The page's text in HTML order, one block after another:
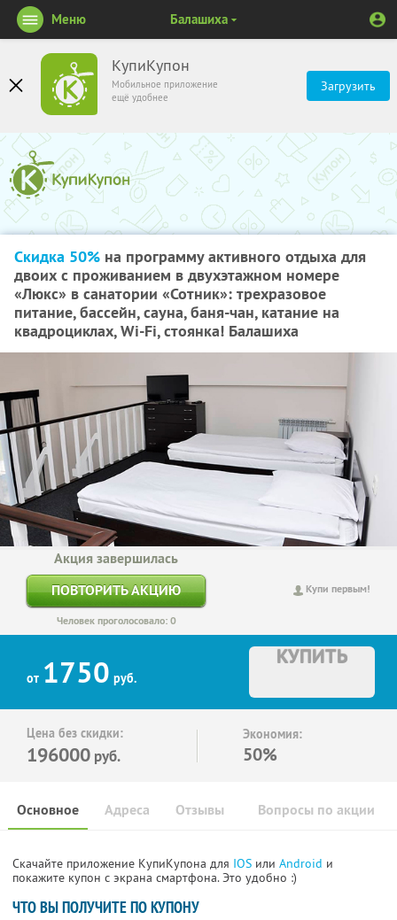
КупиКупон
Мобильное приложение
ещё удобнее
Загрузить
Меню Балашиха
Скидка 50% на программу активного отдыха для
двоих с проживанием в двухэтажном номере
«Люкс» в санатории «Сотник»: трехразовое
питание, бассейн, сауна, баня-чан, катание на
квадроциклах, Wi-Fi, стоянка! Балашиха
Купи первым!
Акция завершилась
ПОВТОРИТЬ АКЦИЮ
Человек проголосовало: 0
от 1750 руб.
КУПИТЬ
Цена без скидки:
196000 руб.
Экономия:
50%
Основное Отзывы Вопросы по акции
Адреса
Скачайте приложение КупиКупона для IOS или Android и
покажите купон с экрана смартфона. Это удобно :)
ЧТО ВЫ ПОЛУЧИТЕ ПО КУПОНУ